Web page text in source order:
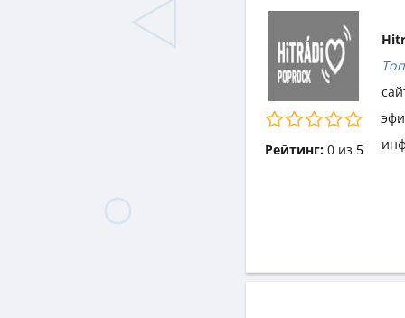
Рейтинг: 0из 5